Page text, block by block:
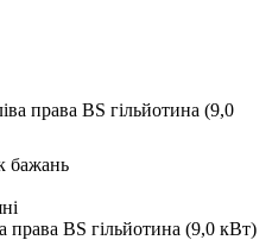
бажань
права BS гільйотина (9,0 кВт)